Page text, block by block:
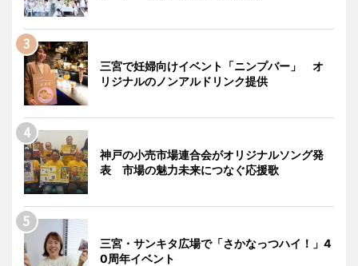
三宮で妊婦向けイベント「ニンプバー」 オ
リジナルのノンアルドリンク提供
神戸の小売市場連合会がオリジナルソング発
表 市場の魅力未来につなぐ応援歌
三宮・サンキタ広場で「さかなっつハイ！」4
0周年イベント